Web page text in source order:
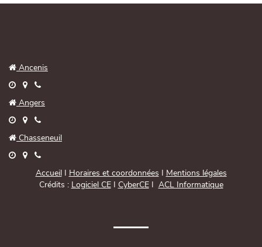
 Ancenis
  
 Angers
  
 Chasseneuil
  
Accueil Horaires et coordonnées
Mentions légales
Crédits : Logiciel CEI CyberCEI ACL Informatique